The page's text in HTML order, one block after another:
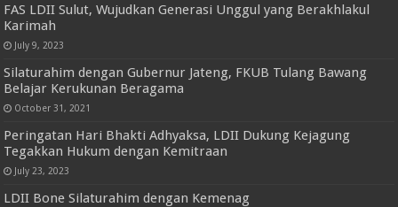
FAS LDII Sulut, Wujudkan Generasi Unggul yang Berakhlakul
Karimah
July 9, 2023
Silaturahim dengan Gubernur Jateng, FKUB Tulang Bawang
Belajar Kerukunan Beragama
October 31, 2021
Peringatan Hari Bhakti Adhyaksa, LDII Dukung Kejagung
Tegakkan Hukum dengan Kemitraan
July 23, 2023
LDII Bone Silaturahim dengan Kemenag